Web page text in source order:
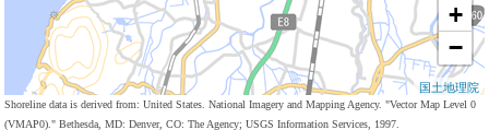
+
−
国土地理院
Shoreline data is derived from: United States. National Imagery and Mapping Agency. "Vector Map Level 0
(VMAP0)." Bethesda, MD: Denver, CO: The Agency; USGS Information Services, 1997.